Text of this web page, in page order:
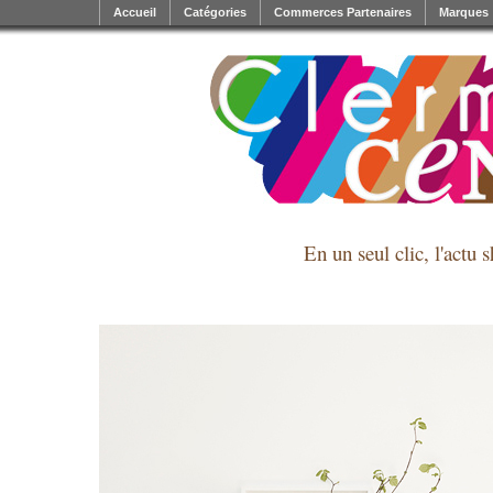
En un seul clic, l'actu
Accueil Catégories Commerces Partenaires Marques